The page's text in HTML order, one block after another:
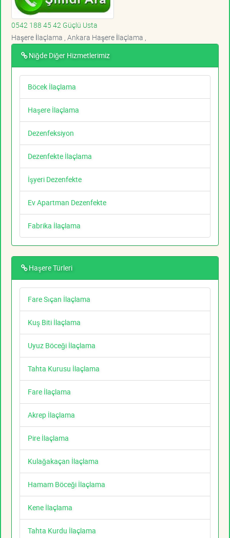
0542 188 45 42 Güçlü Usta
Haşere İlaçlama , Ankara Haşere İlaçlama ,
Niğde Diğer Hizmetlerimiz
Böcek İlaçlama
Haşere İlaçlama
Dezenfeksiyon
Dezenfekte İlaçlama
İşyeri Dezenfekte
Ev Apartman Dezenfekte
Fabrika İlaçlama
Haşere Türleri
Fare Sıçan İlaçlama
Kuş Biti İlaçlama
Uyuz Böceği İlaçlama
Tahta Kurusu İlaçlama
Fare İlaçlama
Akrep İlaçlama
Pire İlaçlama
Kulağakaçan İlaçlama
Hamam Böceği İlaçlama
Kene İlaçlama
Tahta Kurdu İlaçlama